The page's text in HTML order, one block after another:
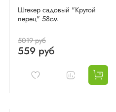
Штекер садовый "Крутой
перец" 58см
5019 руб
559 руб